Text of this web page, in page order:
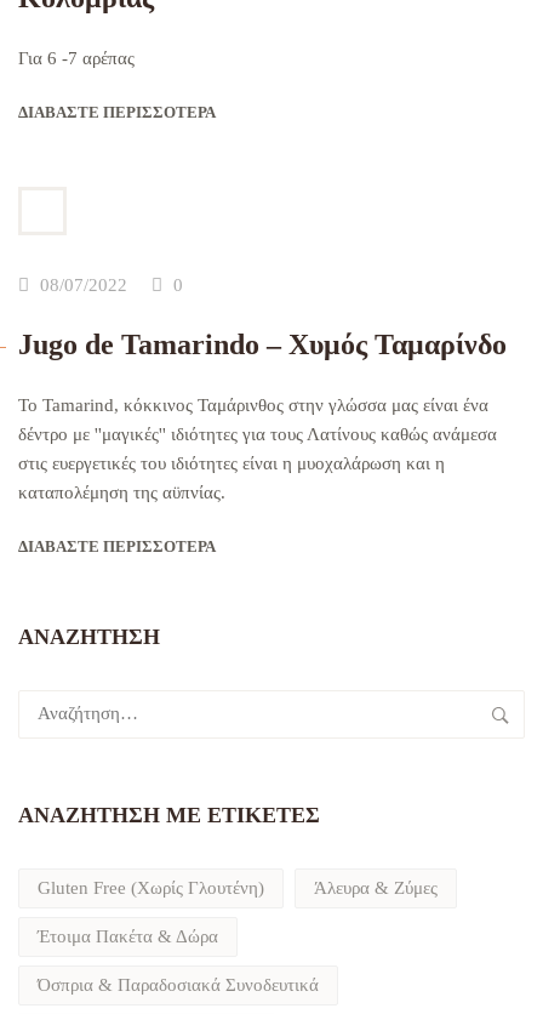
Για 6 -7 αρέπας
ΔΙΑΒΆΣΤΕ ΠΕΡΙΣΣΌΤΕΡΑ
08/07/2022 0
Jugo de Tamarindo – Χυμός Ταμαρίνδο
To Tamarind, κόκκινος Ταμάρινθος στην γλώσσα μας είναι ένα
δέντρο με ''μαγικές'' ιδιότητες για τους Λατίνους καθώς ανάμεσα
στις ευεργετικές του ιδιότητες είναι η μυοχαλάρωση και η
καταπολέμηση της αϋπνίας.
ΔΙΑΒΆΣΤΕ ΠΕΡΙΣΣΌΤΕΡΑ
ΑΝΑΖΉΤΗΣΗ
Αναζήτηση
ΑΝΑΖΉΤΗΣΗ ΜΕ ΕΤΙΚΈΤΕΣ
Gluten Free (Χωρίς Γλουτένη) Άλευρα & Ζύμες
Έτοιμα Πακέτα & Δώρα
Όσπρια & Παραδοσιακά Συνοδευτικά